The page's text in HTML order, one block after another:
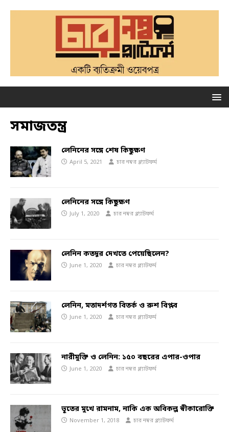
সমাজতন্ত্র
লেনিনের সঙ্গে শেষ কিছুক্ষণ
April 5, 2021 চার নম্বর প্ল্যাটফর্ম
লেনিনের সঙ্গে কিছুক্ষণ
July 1, 2020 চার নম্বর প্ল্যাটফর্ম
লেনিন কতদূর দেখতে পেয়েছিলেন?
June 1, 2020 চার নম্বর প্ল্যাটফর্ম
লেনিন, মতাদর্শগত বিতর্ক ও রুশ বিপ্লব
June 1, 2020 চার নম্বর প্ল্যাটফর্ম
নারীমুক্তি ও লেনিন: ১৫০ বছরের এপার-ওপার
June 1, 2020 চার নম্বর প্ল্যাটফর্ম
ভূতের মুখে রামনাম, নাকি এক অবিকল্প স্বীকারোক্তি
November 1, 2018 চার নম্বর প্ল্যাটফর্ম